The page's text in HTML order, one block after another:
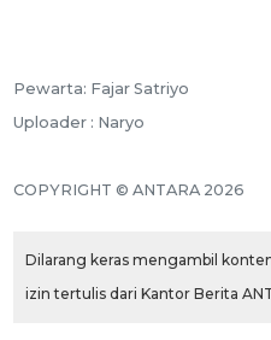
Pewarta: Fajar Satriyo
Uploader : Naryo
COPYRIGHT © ANTARA 2026
Dilarang keras mengambil
izin tertulis dari Kantor Berita